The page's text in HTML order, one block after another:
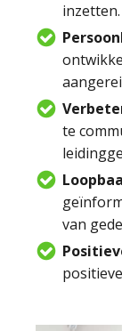
inzetten.
te
van